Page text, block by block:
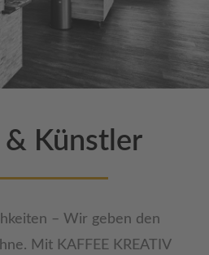
& Künstler
– Wir geben den
Mit KAFFEE KREATIV